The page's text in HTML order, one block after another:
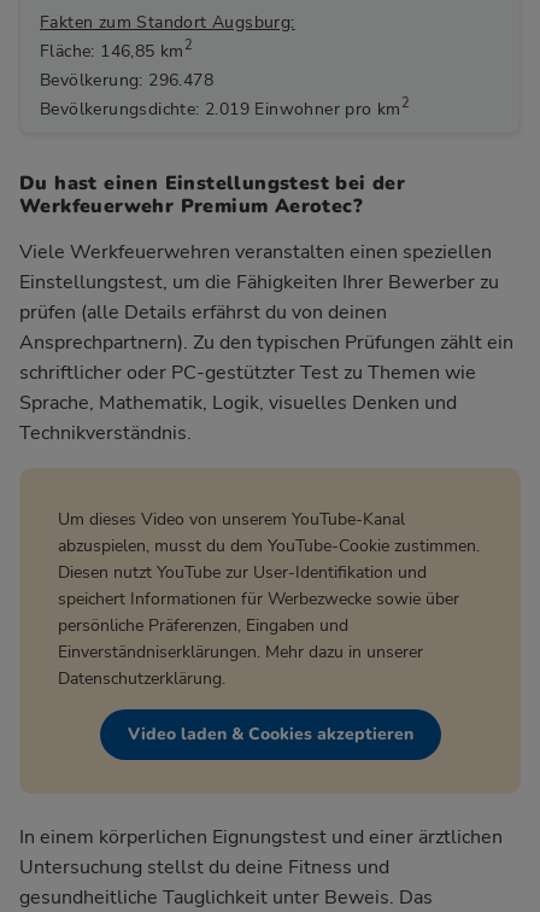
Fakten zum Standort Augsburg:
Fläche: 146,85 km 2
Bevölkerung: 296.478
Bevölkerungsdichte: 2.019 Einwohner pro km 2
Du hast einen Einstellungstest bei der
Werkfeuerwehr Premium Aerotec?
Viele Werkfeuerwehren veranstalten einen speziellen
Einstellungstest, um die Fähigkeiten Ihrer Bewerber zu
prüfen (alle Details erfährst du von deinen
Ansprechpartnern). Zu den typischen Prüfungen zählt ein
schriftlicher oder PC-gestützter Test zu Themen wie
Sprache, Mathematik, Logik, visuelles Denken und
Technikverständnis.
Um dieses Video von unserem YouTube-Kanal
abzuspielen, musst du dem YouTube-Cookie zustimmen.
Diesen nutzt YouTube zur User-Identifikation und
speichert Informationen für Werbezwecke sowie über
persönliche Präferenzen, Eingaben und
Einverständniserklärungen. Mehr dazu in unserer
Datenschutzerklärung.
Video laden & Cookies akzeptieren
In einem körperlichen Eignungstest und einer ärztlichen
Untersuchung stellst du deine Fitness und
gesundheitliche Tauglichkeit unter Beweis. Das